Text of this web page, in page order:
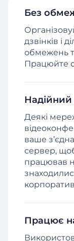
Без
дзвінків і
обмежень
Працюйте
Надійний
Деякі
ваше
сервер,
працював
Працює